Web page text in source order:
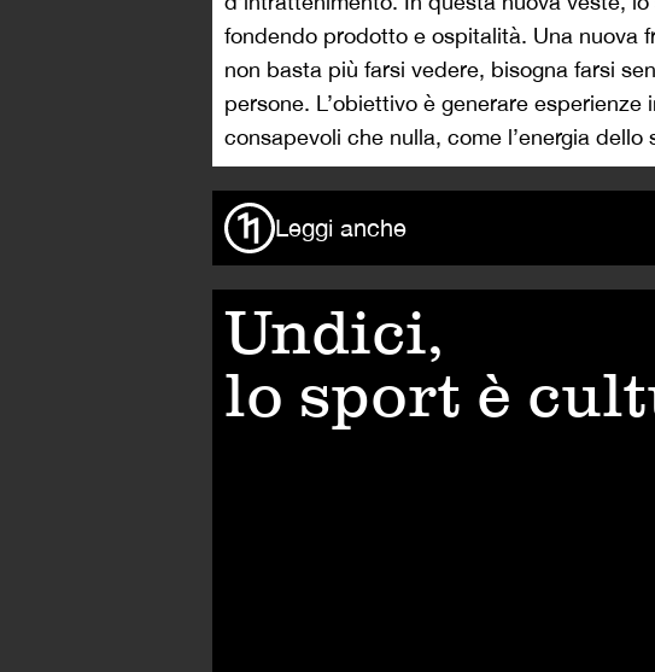
fondendo prodotto e ospitalità. Una nuova
non basta più farsi vedere, bisogna farsi
persone. L’obiettivo è generare esperienze
consapevoli che nulla, come l’energia
Leggi anche
Undici,
lo sport è